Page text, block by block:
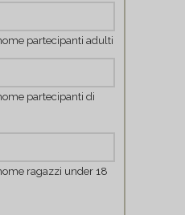
partecipanti adulti
partecipanti di
ragazzi under 18